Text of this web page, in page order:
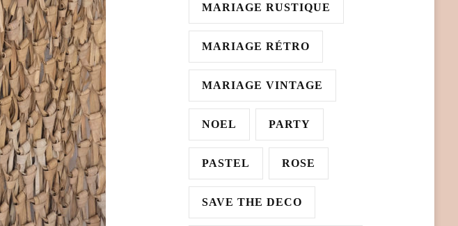
MARIAGE RUSTIQUE
MARIAGE RÉTRO
MARIAGE VINTAGE
NOEL PARTY
PASTEL ROSE
SAVE THE DECO